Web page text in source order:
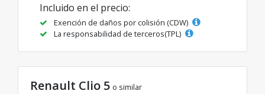
Incluido en el precio:
Exención de daños por colisión (CDW)
La responsabilidad de terceros(TPL)
Renault Clio 5 o similar